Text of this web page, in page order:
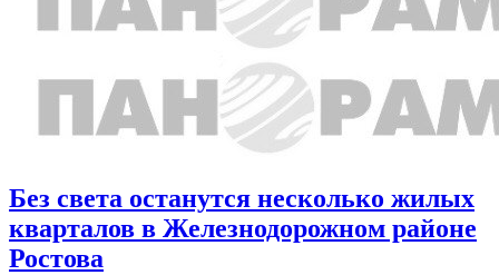
Без света останутся несколько жилых
кварталов в Железнодорожном районе
Ростова